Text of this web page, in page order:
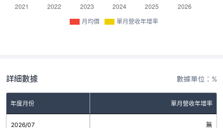
月均價 單月營收年增率
詳細數據 數據單位：%
年度月份 單月營收年增率
2026/07 無